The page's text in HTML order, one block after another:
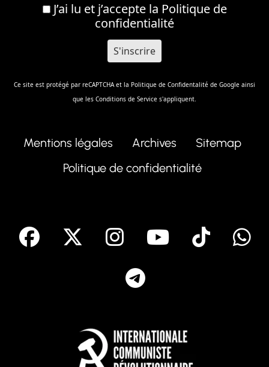
J’ai lu et j’accepte la Politique de
confidentialité
Ce site est protégé par reCAPTCHA et la Politique de Confidentalité de Google ainsi
que les Conditions de Service s'appliquent.
Mentions légales Archives
Sitemap
Politique de confidentialité
facebook Instagram
Youtube
Tik